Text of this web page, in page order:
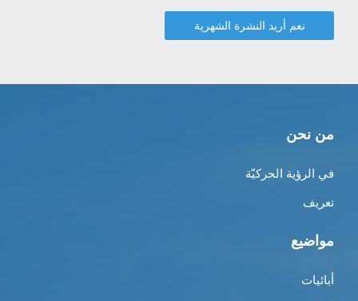
من نحن
في الرؤية الحركيّة
تعريف
مواضيع
أبائيات